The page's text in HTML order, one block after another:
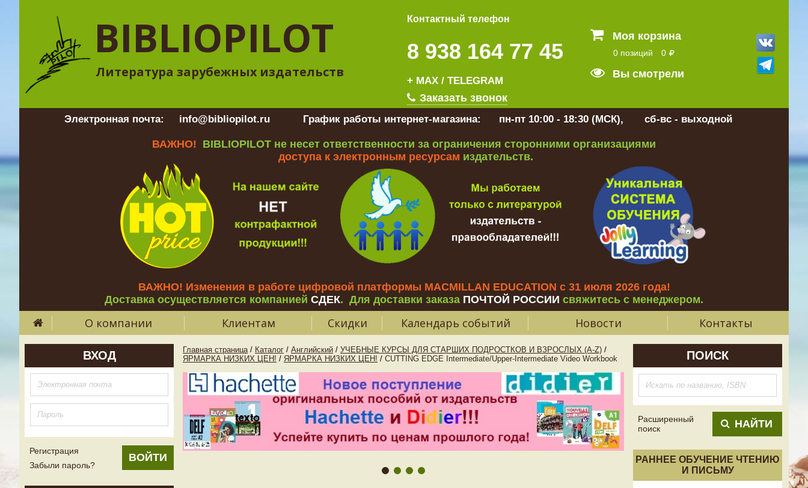
BIBLIOPILOT
Литература зарубежных издательств
Контактный телефон
8 938 164 77 45
+ MAX / TELEGRAM
Заказать звонок
Моя корзина
0 позиций 0
Вы смотрели
Электронная почта: info@bibliopilot.ru График работы интернет-магазина: пн-пт 10:00 - 18:30 (МСК), сб-вс - выходной
ВАЖНО! BIBLIOPILOT не несет ответственности за ограничения сторонними организациями
доступа к электронным ресурсам издательств.
ВАЖНО! Изменения в работе цифровой платформы MACMILLAN EDUCATION с 31 июля 2026 года!
Доставка осуществляется компанией СДЕК. Для доставки заказа ПОЧТОЙ РОССИИ свяжитесь с менеджером.
О компании Клиентам Скидки Календарь событий Новости Контакты
ВХОД
Регистрация
Забыли пароль?
Главная страница / Каталог / Английский / УЧЕБНЫЕ КУРСЫ ДЛЯ СТАРШИХ ПОДРОСТКОВ И ВЗРОСЛЫХ (A-Z) /
ЯРМАРКА НИЗКИХ ЦЕН! / ЯРМАРКА НИЗКИХ ЦЕН! / CUTTING EDGE Intermediate/Upper-Intermediate Video Workbook ПОИСК
Расширенный
поиск
НАЙТИ
РАННЕЕ ОБУЧЕНИЕ ЧТЕНИЮ
И ПИСЬМУ